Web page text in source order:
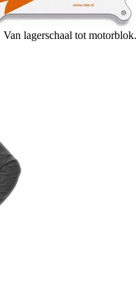
Motoren van 1960 tot nu.